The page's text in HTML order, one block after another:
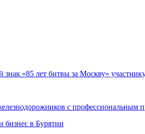
знак «85 лет битвы за Москву»
с профессиональным
бизнес в Бурятии